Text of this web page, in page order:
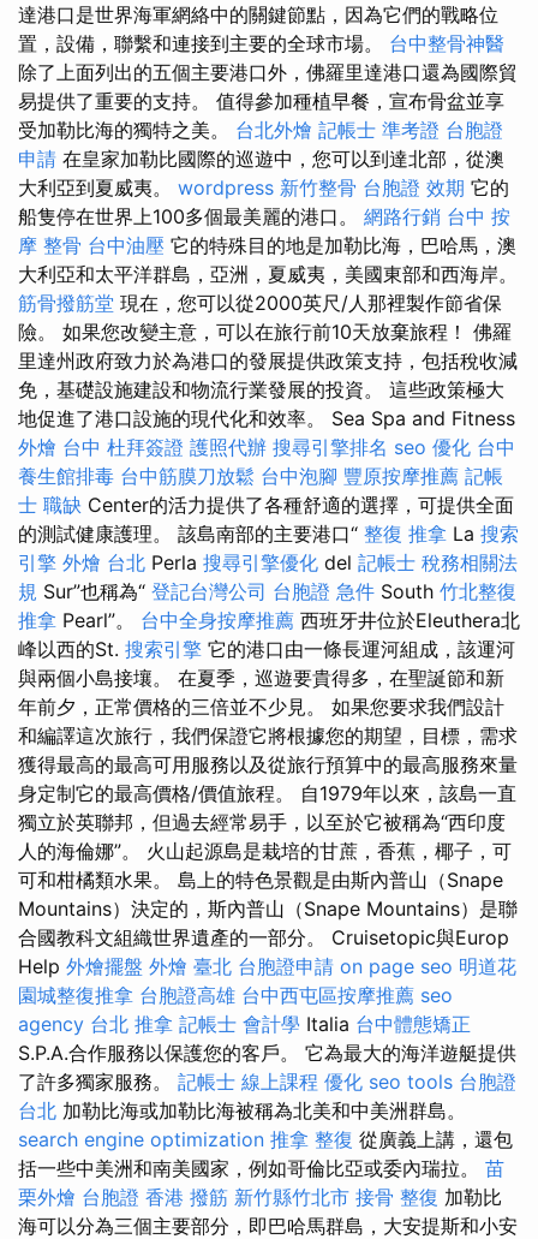
達港口是世界海軍網絡中的關鍵節點，因為它們的戰略位
置，設備，聯繫和連接到主要的全球市場。 台中整骨神醫
除了上面列出的五個主要港口外，佛羅里達港口還為國際貿
易提供了重要的支持。 值得參加種植早餐，宣布骨盆並享
受加勒比海的獨特之美。 台北外燴 記帳士 準考證 台胞證
申請 在皇家加勒比國際的巡遊中，您可以到達北部，從澳
大利亞到夏威夷。 wordpress 新竹整骨 台胞證 效期 它的
船隻停在世界上100多個最美麗的港口。 網路行銷 台中 按
摩 整骨 台中油壓 它的特殊目的地是加勒比海，巴哈馬，澳
大利亞和太平洋群島，亞洲，夏威夷，美國東部和西海岸。
筋骨撥筋堂 現在，您可以從2000英尺/人那裡製作節省保
險。 如果您改變主意，可以在旅行前10天放棄旅程！ 佛羅
里達州政府致力於為港口的發展提供政策支持，包括稅收減
免，基礎設施建設和物流行業發展的投資。 這些政策極大
地促進了港口設施的現代化和效率。 Sea Spa and Fitness
外燴 台中 杜拜簽證 護照代辦 搜尋引擎排名 seo 優化 台中
養生館排毒 台中筋膜刀放鬆 台中泡腳 豐原按摩推薦 記帳
士 職缺 Center的活力提供了各種舒適的選擇，可提供全面
的測試健康護理。 該島南部的主要港口“ 整復 推拿 La 搜索
引擎 外燴 台北 Perla 搜尋引擎優化 del 記帳士 稅務相關法
規 Sur”也稱為“ 登記台灣公司 台胞證 急件 South 竹北整復
推拿 Pearl”。 台中全身按摩推薦 西班牙井位於Eleuthera北
峰以西的St. 搜索引擎 它的港口由一條長運河組成，該運河
與兩個小島接壤。 在夏季，巡遊要貴得多，在聖誕節和新
年前夕，正常價格的三倍並不少見。 如果您要求我們設計
和編譯這次旅行，我們保證它將根據您的期望，目標，需求
獲得最高的最高可用服務以及從旅行預算中的最高服務來量
身定制它的最高價格/價值旅程。 自1979年以來，該島一直
獨立於英聯邦，但過去經常易手，以至於它被稱為“西印度
人的海倫娜”。 火山起源島是栽培的甘蔗，香蕉，椰子，可
可和柑橘類水果。 島上的特色景觀是由斯內普山（Snape
Mountains）決定的，斯內普山（Snape Mountains）是聯
合國教科文組織世界遺產的一部分。 Cruisetopic與Europ
Help 外燴擺盤 外燴 臺北 台胞證申請 on page seo 明道花
園城整復推拿 台胞證高雄 台中西屯區按摩推薦 seo
agency 台北 推拿 記帳士 會計學 Italia 台中體態矯正
S.P.A.合作服務以保護您的客戶。 它為最大的海洋遊艇提供
了許多獨家服務。 記帳士 線上課程 優化 seo tools 台胞證
台北 加勒比海或加勒比海被稱為北美和中美洲群島。
search engine optimization 推拿 整復 從廣義上講，還包
括一些中美洲和南美國家，例如哥倫比亞或委內瑞拉。 苗
栗外燴 台胞證 香港 撥筋 新竹縣竹北市 接骨 整復 加勒比
海可以分為三個主要部分，即巴哈馬群島，大安提斯和小安